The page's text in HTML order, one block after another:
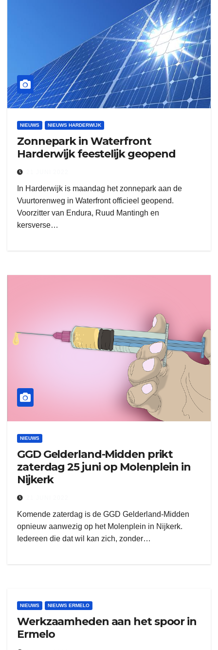
NIEUWS NIEUWS HARDERWIJK
Zonnepark in Waterfront
Harderwijk feestelijk geopend
In Harderwijk is maandag het zonnepark aan de
Vuurtorenweg in Waterfront officieel geopend.
Voorzitter van Endura, Ruud Mantingh en
kersverse…
NIEUWS
GGD Gelderland-Midden prikt
zaterdag 25 juni op Molenplein in
Nijkerk
Komende zaterdag is de GGD Gelderland-Midden
opnieuw aanwezig op het Molenplein in Nijkerk.
Iedereen die dat wil kan zich, zonder…
NIEUWS NIEUWS ERMELO
Werkzaamheden aan het spoor in
Ermelo